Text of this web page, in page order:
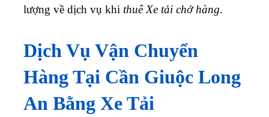
lượng về dịch vụ khi thuê Xe tải chở hàng.
Dịch Vụ Vận Chuyển
Hàng Tại Cần Giuộc Long
An Bằng Xe Tải